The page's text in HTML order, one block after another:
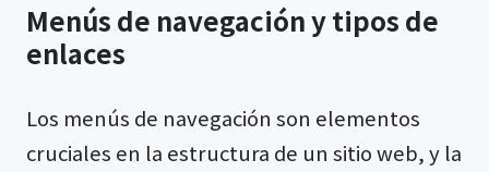
Menús de navegación y tipos de
enlaces
Los menús de navegación son elementos
cruciales en la estructura de un sitio web, y la